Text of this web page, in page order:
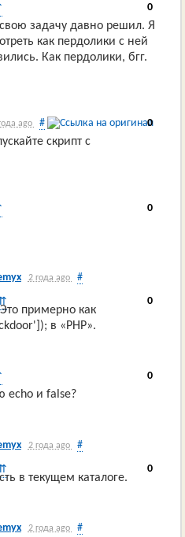
0
задачу давно решил. Я
как пердолики с ней
Как пердолики, бгг.
ago # 0
скрипт с
0
2 года ago
#
0
примерно как
в «PHP».
0
echo и false?
2 года ago
#
0
в текущем каталоге.
2 года ago
#